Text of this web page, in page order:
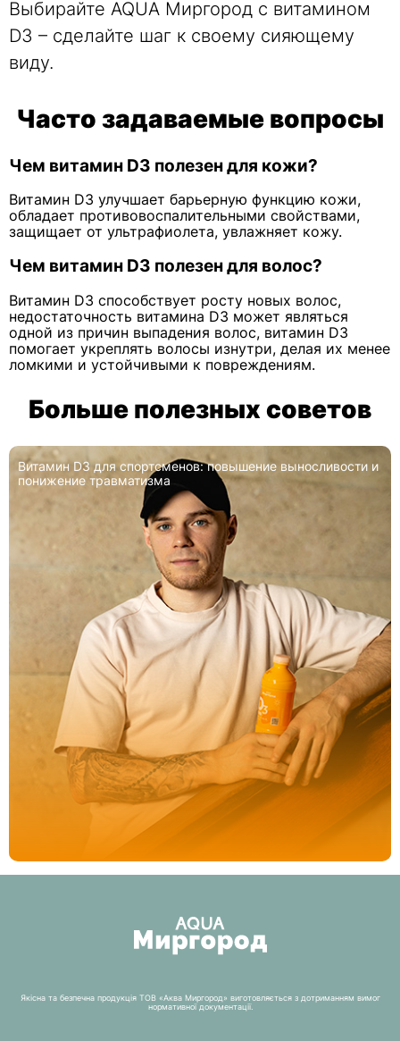
Выбирайте AQUA Миргород с витамином
D3 – сделайте шаг к своему сияющему
виду.
Часто задаваемые вопросы
Чем витамин D3 полезен для кожи?
Витамин D3 улучшает барьерную функцию кожи,
обладает противовоспалительными свойствами,
защищает от ультрафиолета, увлажняет кожу.
Чем витамин D3 полезен для волос?
Витамин D3 способствует росту новых волос,
недостаточность витамина D3 может являться
одной из причин выпадения волос, витамин D3
помогает укреплять волосы изнутри, делая их менее
ломкими и устойчивыми к повреждениям.
Больше полезных советов
Витамин D3 для спортсменов: повышение выносливости и
понижение травматизма
Якісна та безпечна продукція ТОВ «Аква Миргород» виготовляється з дотриманням вимог
нормативної документації.